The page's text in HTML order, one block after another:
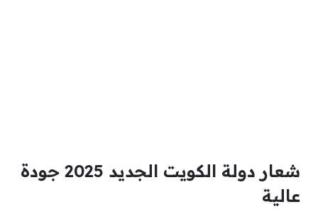
شعار دولة الكويت الجديد 2025 جودة
عالية